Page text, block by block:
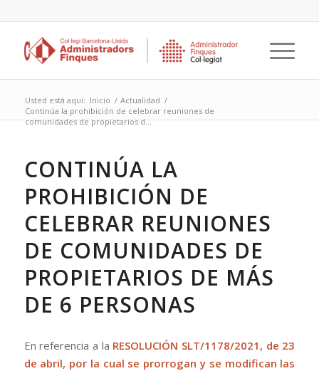
Usted está aquí: Inicio / Actualidad /
Continúa la prohibición de celebrar reuniones de
comunidades de propietarios d...
CONTINÚA LA
PROHIBICIÓN DE
CELEBRAR REUNIONES
DE COMUNIDADES DE
PROPIETARIOS DE MÁS
DE 6 PERSONAS
En referencia a la RESOLUCIÓN SLT/1178/2021, de 23
de abril, por la cual se prorrogan y se modifican las